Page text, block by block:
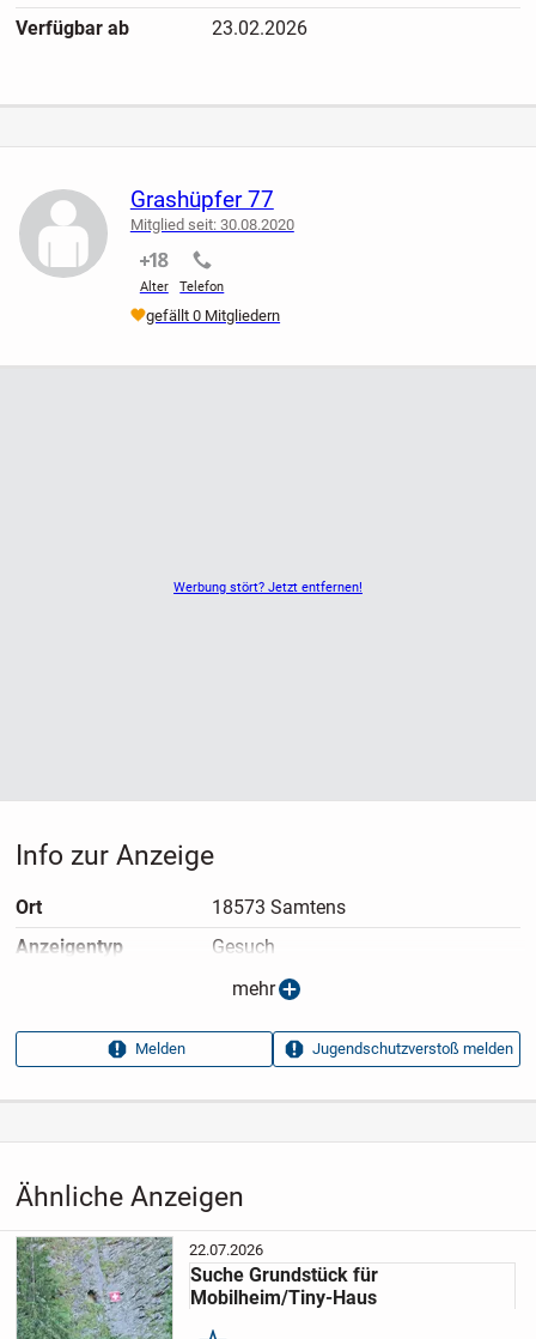
Verfügbar ab 23.02.2026
Werbung stört? Jetzt entfernen!
Ähnliche Anzeigen
22.07.2026
Suche Grundstück für
Mobilheim/Tiny-Haus
Grashüpfer 77
Mitglied seit: 30.08.2020
Alter
nicht verifiziert
Telefon
nicht verifiziert
gefällt 0 Mitgliedern
Info zur Anzeige
Ort
18573 Samtens
Anzeigen­typ
Gesuch
20.07.2026
Aufrufe dieser
40
mehr
Melden Jugendschutzverstoß melden